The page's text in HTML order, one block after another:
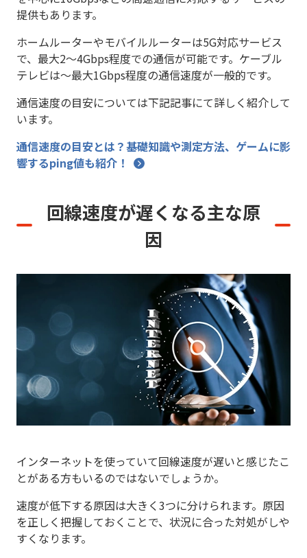
提供もあります。
ホームルーターやモバイルルーターは5G対応サービス
で、最大2～4Gbps程度での通信が可能です。ケーブル
テレビは～最大1Gbps程度の通信速度が一般的です。
通信速度の目安については下記記事にて詳しく紹介して
います。
通信速度の目安とは？基礎知識や測定方法、ゲームに影
響するping値も紹介！
回線速度が遅くなる主な原
因
インターネットを使っていて回線速度が遅いと感じたこ
とがある方もいるのではないでしょうか。
速度が低下する原因は大きく3つに分けられます。原因
を正しく把握しておくことで、状況に合った対処がしや
すくなります。